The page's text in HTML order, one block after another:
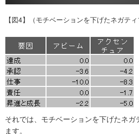
【図4】（モチベーションを下げたネガティ
それでは、モチベーションを下げたネガ
ます。